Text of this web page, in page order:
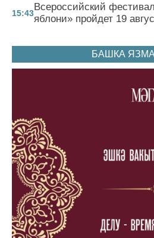
15:43
Всероссийский
яблони» пройдет 19
БАШКА